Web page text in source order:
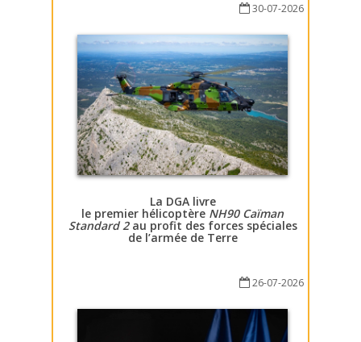
30-07-2026
La DGA livre
le premier hélicoptère NH90 Caïman
Standard 2au profit des forces spéciales
de l’armée de Terre
26-07-2026